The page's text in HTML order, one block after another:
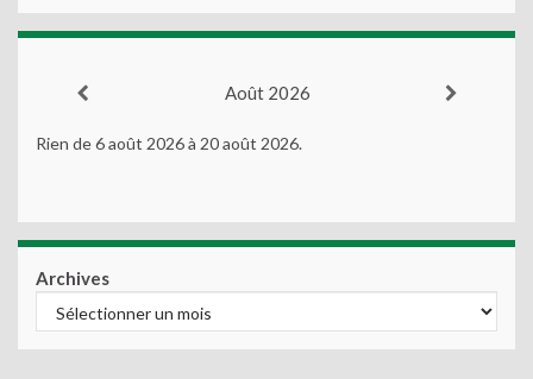
Août 2026
Rien de 6 août 2026 à 20 août 2026.
Archives